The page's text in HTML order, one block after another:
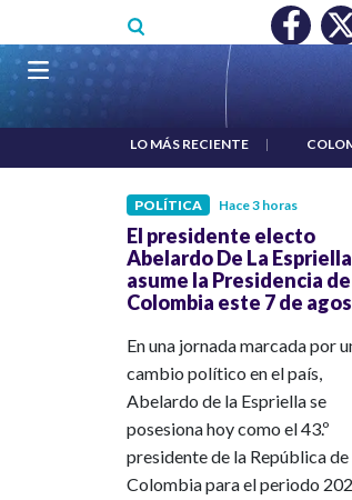
MÍNIMO NO DESTRUYÓ EMPLEO: JP
Navegación
LO MÁS RECIENTE |
POLÍTICA Hace 3 horas
El presidente electo
Abelardo De La Espriella
asume la Presidencia de
Colombia este 7 de
En una jornada marcada por
cambio político en el país,
Abelardo de la Espriella se
posesiona hoy como el 43.º
presidente de la República de
Colombia para el periodo